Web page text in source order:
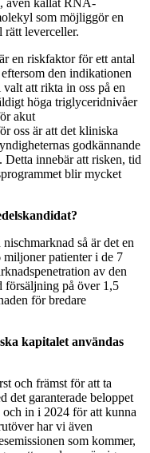
som möjliggör en
leverceller.
en riskfaktor för ett antal
den indikationen
att rikta in oss på en
höga triglyceridnivåer
akut
oss är att det kliniska
godkännande
Detta innebär att risken, tid
blir mycket
så är det en
patienter i de 7
av den
försäljning på över 1,5
för bredare
kapitalet användas
och främst för att ta
det garanterade beloppet
in i 2024 för att kunna
har vi även
som kommer,